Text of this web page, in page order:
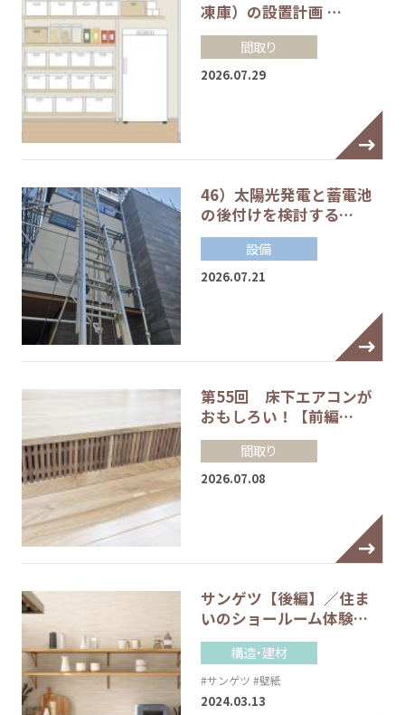
凍庫）の設置計画 …
間取り
2026.07.29
46）太陽光発電と蓄電池
の後付けを検討する…
設備
2026.07.21
第55回 床下エアコンが
おもしろい！【前編…
間取り
2026.07.08
サンゲツ【後編】／住ま
いのショールーム体験…
構造・建材
#サンゲツ #壁紙
2024.03.13